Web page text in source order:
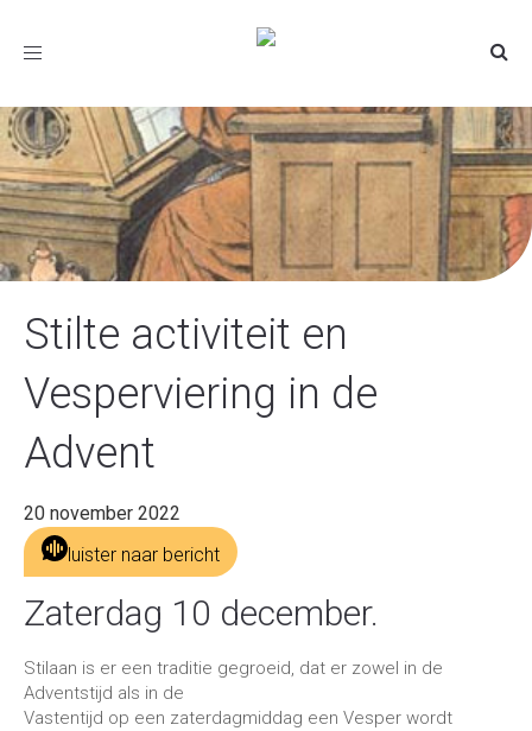
Toggle
Stilte activiteit en
Vesperviering in de
Advent
20 november 2022
luister naar bericht
Zaterdag 10 december.
Stilaan is er een traditie gegroeid, dat er zowel in de
Adventstijd als in de
Vastentijd op een zaterdagmiddag een Vesper wordt